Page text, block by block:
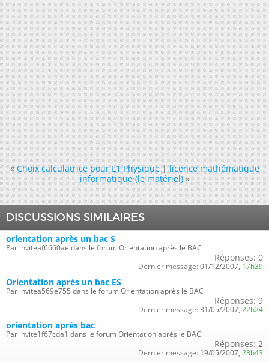
« Choix calculatrice pour L1 Physique|licence mathématique
informatique (le matériel) »
DISCUSSIONS SIMILAIRES
orientation après un bac S
Par inviteaf6660ae dans le forum Orientation après le BAC
Réponses: 0
Dernier message: 01/12/2007, 17h39
Orientation après un bac ES
Par invitea569e755 dans le forum Orientation après le BAC
Réponses: 9
Dernier message: 31/05/2007, 22h24
orientation aprés bac
Par invite1f67cda1 dans le forum Orientation après le BAC
Réponses: 2
Dernier message: 19/05/2007, 23h43